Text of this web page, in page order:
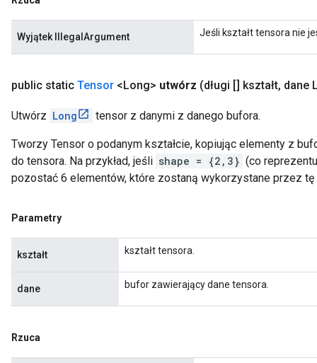
Wyjątek IllegalArgument Jeśli kształt tensora nie
public static Tensor <Long> utwórz (długi [] kształt, dane
Utwórz Long tensor z danymi z danego bufora.
Tworzy Tensor o podanym kształcie, kopiując elementy z
do tensora. Na przykład, jeśli shape = {2,3} (co
pozostać 6 elementów, które zostaną wykorzystane przez tę
Parametry
kształt kształt tensora.
dane bufor zawierający dane tensora.
Rzuca